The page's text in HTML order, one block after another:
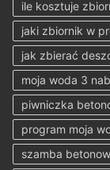
ile kosztuje
jaki zbiornik w
jak zbierać
moja woda 3
piwniczka
program moja
szamba